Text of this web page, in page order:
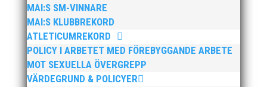
MAI:S SM-VINNARE
MAI:S KLUBBREKORD
ATLETICUMREKORD
POLICY I ARBETET MED FÖREBYGGANDE ARBETE
MOT SEXUELLA ÖVERGREPP
VÄRDEGRUND & POLICYER
Nu är hösten här och för oss MAI:re betyder det olika